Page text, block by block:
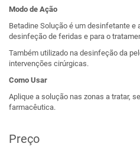
Modo de Ação
Betadine Solução é um desinfetante e
desinfeção de feridas e para o
Também utilizado na desinfeção da
intervenções cirúrgicas.
Como Usar
Aplique a solução nas zonas a tratar,
farmacêutica.
Preço